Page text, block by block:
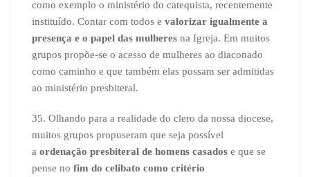
como exemplo o ministério do catequista, recentemente
instituído. Contar com todos e valorizar igualmente a
presença e o papel das mulheres na Igreja. Em muitos
grupos propõe-se o acesso de mulheres ao diaconado
como caminho e que também elas possam ser admitidas
ao ministério presbiteral.
35. Olhando para a realidade do clero da nossa diocese,
muitos grupos propuseram que seja possível
a ordenação presbiteral de homens casados e que se
pense no fim do celibato como critério